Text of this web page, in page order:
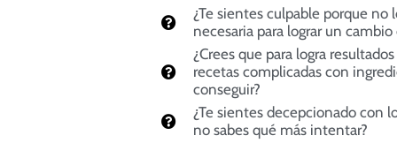
¿Te sientes culpable porque no
necesaria para lograr un
¿Crees que para logra
recetas complicadas con
conseguir?
¿Te sientes decepcionado con
no sabes qué más intentar?